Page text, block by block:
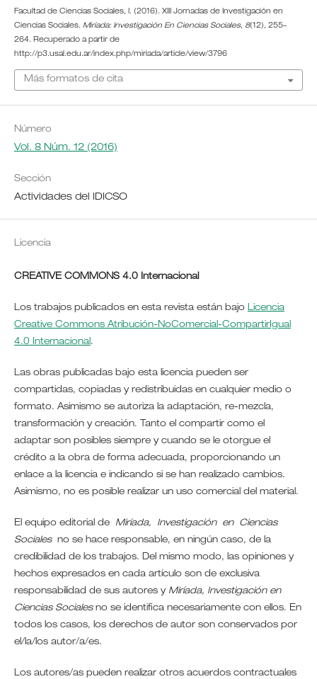
Facultad de Ciencias Sociales, I. (2016). XIII Jornadas de Investigación en
Ciencias Sociales. Miríada: Investigación En Ciencias Sociales, 8(12), 255–
264. Recuperado a partir de
http://p3.usal.edu.ar/index.php/miriada/article/view/3796
Más formatos de cita
Número
Vol. 8 Núm. 12 (2016)
Sección
Actividades del IDICSO
Licencia
CREATIVE COMMONS 4.0 Internacional
Los trabajos publicados en esta revista están bajo Licencia
Creative Commons Atribución-NoComercial-CompartirIgual
4.0 Internacional.
Las obras publicadas bajo esta licencia pueden ser
compartidas, copiadas y redistribuidas en cualquier medio o
formato. Asimismo se autoriza la adaptación, re-mezcla,
transformación y creación. Tanto el compartir como el
adaptar son posibles siempre y cuando se le otorgue el
crédito a la obra de forma adecuada, proporcionando un
enlace a la licencia e indicando si se han realizado cambios.
Asimismo, no es posible realizar un uso comercial del material.
El equipo editorial de Miríada, Investigación en Ciencias
Sociales no se hace responsable, en ningún caso, de la
credibilidad de los trabajos. Del mismo modo, las opiniones y
hechos expresados en cada artículo son de exclusiva
responsabilidad de sus autores y Miríada, Investigación en
Ciencias Sociales no se identifica necesariamente con ellos. En
todos los casos, los derechos de autor son conservados por
el/la/los autor/a/es.
Los autores/as pueden realizar otros acuerdos contractuales